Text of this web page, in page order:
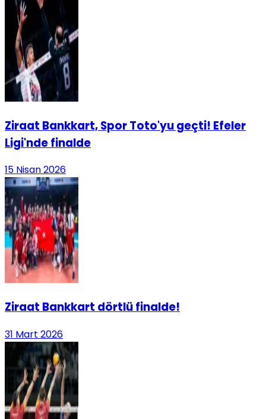
Ziraat Bankkart, Spor Toto'yu geçti! Efeler
Ligi'nde finalde
15 Nisan 2026
Ziraat Bankkart dörtlü finalde!
31 Mart 2026